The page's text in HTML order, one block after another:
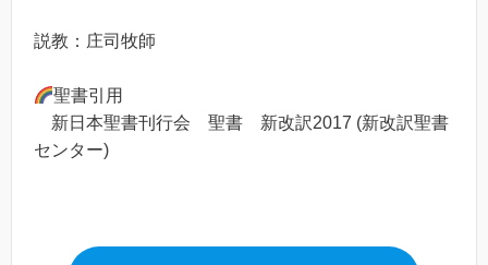
説教：庄司牧師
聖書引用
新日本聖書刊行会 聖書 新改訳2017 (新改訳聖書
センター)